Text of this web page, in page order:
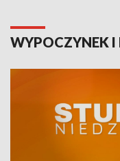
WYPOCZYNEK I